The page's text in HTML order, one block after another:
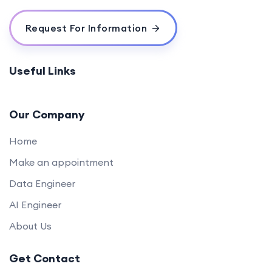
Request For Information
Useful Links
Our Company
Home
Make an appointment
Data Engineer
AI Engineer
About Us
Get Contact